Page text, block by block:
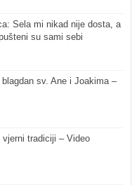
Sela mi nikad nije dosta, a
su sami sebi
sv. Ane i Joakima –
tradiciji – Video